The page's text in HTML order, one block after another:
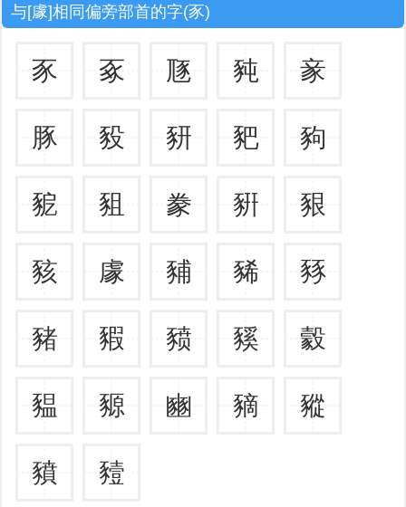
与[豦]相同偏旁部首的字(豕)
豕 豖 豗 豘 豙
豚 豛 豜 豝 豞
豟 豠 豢 豣 豤
豥 豦 豧 豨 豩
豬 豭 豮 豯 豰
豱 豲 豳 豴 豵
豶 豷